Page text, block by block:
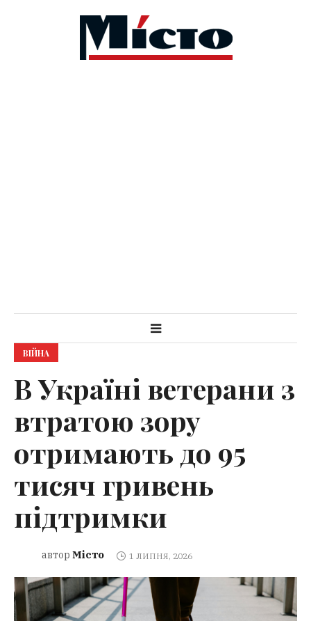
ВІЙНА
В Україні ветерани з
втратою зору
отримають до 95
тисяч гривень
підтримки
автор Місто 1 ЛИПНЯ, 2026